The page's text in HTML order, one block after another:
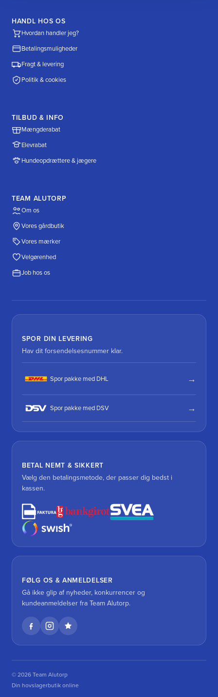
HANDL HOS OS
Hvordan handler jeg?
Betalingsmuligheder
Fragt & levering
Politik & cookies
TILBUD & INFO
Mængderabat
Elevrabat
Hundeopdrættere & jægere
TEAM ALUTORP
Om os
Vores gårdbutik
Vores mærker
Velgørenhed
Job hos os
SPOR DIN LEVERING
Hav dit forsendelsesnummer klar.
Spor pakke med DHL
Spor pakke med DSV
BETAL NEMT & SIKKERT
Vælg den betalingsmetode, der passer dig bedst i
kassen.
FØLG OS & ANMELDELSER
Gå ikke glip af nyheder, konkurrencer og
kundeanmeldelser fra Team Alutorp.
© 2026 Team Alutorp
Din hovslagerbutik online